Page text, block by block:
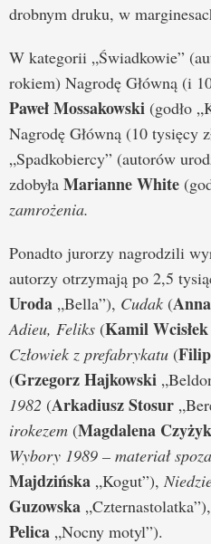
drobnym druku, w
W kategorii „Świadkowie”
rokiem) Nagrodę Główną (i
Paweł Mossakowski (godło
Nagrodę Główną (10 tysięcy
„Spadkobiercy” (autorów
zdobyła Marianne White
zamrożenia.
Ponadto jurorzy nagrodzili
autorzy otrzymają po 2,5
Uroda „Bella”), Cudak (
Adieu, Feliks (Kamil Wcisłek
Człowiek z prefabrykatu (
(Grzegorz Hajkowski
1982 (Arkadiusz Stosur
irokezem (Magdalena
Wybory 1989 – materiał
Majdzińska „Kogut”),
Guzowska „Czternastolatka”),
Pelica „Nocny motyl”).